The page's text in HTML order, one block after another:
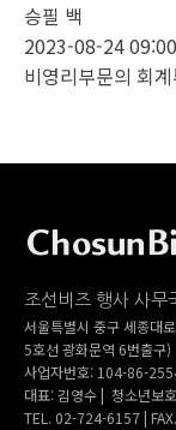
승필 백
2023-08-24 09:00
비영리부문의 회
조선비즈 행사 사무
서울특별시 중구 세종대
5호선 광화문역 6번출구)
사업자번호: 104-86-
대표: 김영수 | 청소년보
TEL. 02-724-6157 |